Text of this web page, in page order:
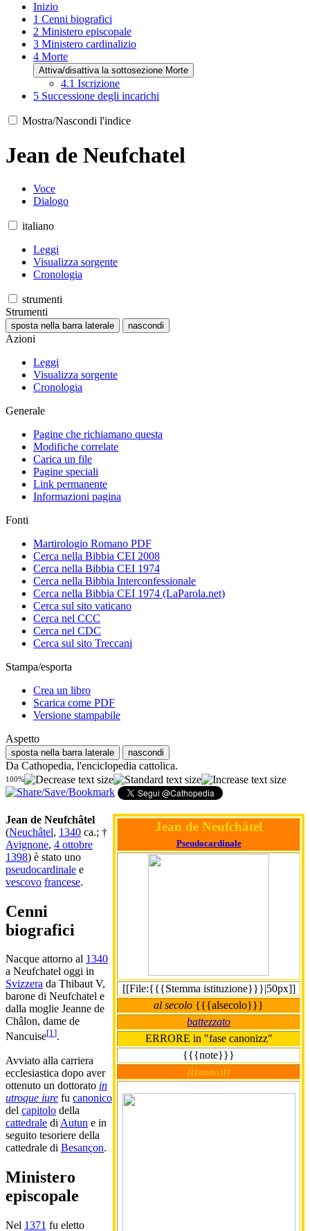
Inizio
1 Cenni biografici
2 Ministero episcopale
3 Ministero cardinalizio
4 Morte
Attiva/disattiva la sottosezione Morte
4.1 Iscrizione
5 Successione degli incarichi
Mostra/Nascondi l'indice
Jean de Neufchatel
Voce
Dialogo
italiano
Leggi
Visualizza sorgente
Cronologia
strumenti
Strumenti
sposta nella barra laterale nascondi
Azioni
Leggi
Visualizza sorgente
Cronologia
Generale
Pagine che richiamano questa
Modifiche correlate
Carica un file
Pagine speciali
Link permanente
Informazioni pagina
Fonti
Martirologio Romano PDF
Cerca nella Bibbia CEI 2008
Cerca nella Bibbia CEI 1974
Cerca nella Bibbia Interconfessionale
Cerca nella Bibbia CEI 1974 (LaParola.net)
Cerca sul sito vaticano
Cerca nel CCC
Cerca nel CDC
Cerca sul sito Treccani
Stampa/esporta
Crea un libro
Scarica come PDF
Versione stampabile
Aspetto
sposta nella barra laterale nascondi
Da Cathopedia, l'enciclopedia cattolica.
100%
Jean de Neufchâtel
Pseudocardinale
[[File:{{{Stemma istituzione}}}|50px]]
al secolo {{{alsecolo}}}
battezzato
ERRORE in "fase canonizz"
{{{note}}}
{{{motto}}}
Jean de Neufchâtel
(Neuchâtel, 1340 ca.; †
Avignone, 4 ottobre
1398) è stato uno
pseudocardinale e
vescovo francese.
Cenni
biografici
Nacque attorno al 1340
a Neufchatel oggi in
Svizzera da Thibaut V,
barone di Neufchatel e
dalla moglie Jeanne de
Châlon, dame de
Nancuise[1].
Avviato alla carriera
ecclesiastica dopo aver
ottenuto un dottorato in
utroque iure fu canonico
del capitolo della
cattedrale di Autun e in
seguito tesoriere della
cattedrale di Besançon.
Ministero
episcopale
Nel 1371 fu eletto